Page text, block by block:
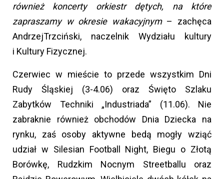
również koncerty orkiestr dętych, na które
zapraszamy w okresie wakacyjnym – zachęca
AndrzejTrzciński, naczelnik Wydziału kultury
i Kultury Fizycznej.
Czerwiec w mieście to przede wszystkim Dni
Rudy Śląskiej (3-4.06) oraz Święto Szlaku
Zabytków Techniki „Industriada” (11.06). Nie
zabraknie również obchodów Dnia Dziecka na
rynku, zaś osoby aktywne bedą mogły wziąć
udział w Silesian Football Night, Biegu o Złotą
Borówkę, Rudzkim Nocnym Streetballu oraz